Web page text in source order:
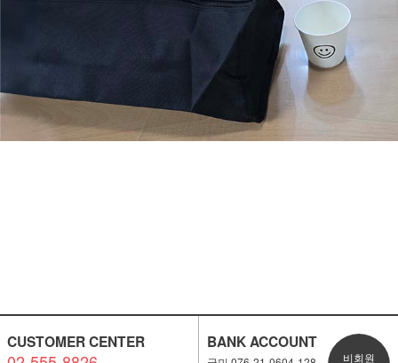
CUSTOMER CENTER BANK ACCOUNT
비회원